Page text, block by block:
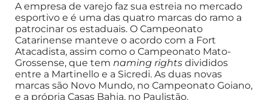
A empresa de varejo faz sua estreia no mercado
esportivo e é uma das quatro marcas do ramo a
patrocinar os estaduais. O Campeonato
Catarinense manteve o acordo com a Fort
Atacadista, assim como o Campeonato Mato-
Grossense, que tem naming rights divididos
entre a Martinello e a Sicredi. As duas novas
marcas são Novo Mundo, no Campeonato Goiano,
e a própria Casas Bahia, no Paulistão.